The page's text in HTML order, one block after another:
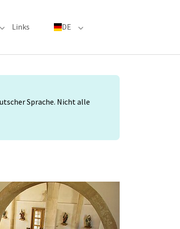
Ereignisse"
Submenu for "Kulturerbe"
Links DE Submenu for "DE"
Sprache. Nicht alle